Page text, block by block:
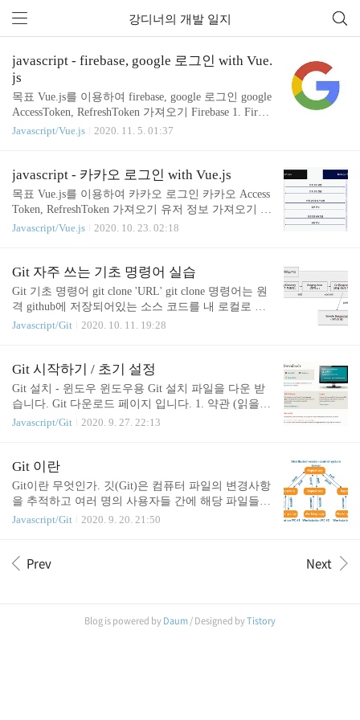
강디너의 개발 일지
javascript - firebase, google 로그인 with Vue.
js
목표 Vue.js를 이용하여 firebase, google 로그인 google
AccessToken, RefreshToken 가져오기 Firebase 1. Fireb
ase 프로젝트 설정에서 Google 로그인 사용 설정을 허
e.com/docs/auth/web/google-signin) Vue 컴포넌트가 생
성 될 때 firebase 초기화 후 로그인 이벤트 설정해줍
니다. Google 1. 아래 구글 개발자 콘솔에서 프로젝트
e.developers.google.com/ 2..
Javascript/Vue.js 2020. 11. 5. 01:37
javascript - 카카오 로그인 with Vue.js
목표 Vue.js를 이용하여 카카오 로그인 카카오 Access
Token, RefreshToken 가져오기 유저 정보 가져오기 준
비물 developers.kakao.com/ REST API 키 Javascript 키
큰을 이용하여 계정 정보 요청 (javascript SDK) (코
드: github.com/DinnerKang/study_vue/tree/master/todo-l
ist) 카카오 로그인 1. index.html 에 아래 코드 삽입
(카카오 javascript SDK) 2. kakao javascript 키 설정 -
main.js window.Kakao.init('1..
Javascript/Vue.js 2020. 10. 23. 02:18
Git 자주 쓰는 기초 명령어 실습
Git 기초 명령어 git clone 'URL' git clone 명령어는 원
격 github에 저장되어있는 소스 코드를 내 로컬로 저
장하는 명령어. 원격에서 저장소를 최초로 가져올 때
수 있다. 하위 디렉토리를 전부 담고 싶다면 * 또는 --
all를 적으면 된다. git status 현재 git의 상태를 보여준
다. (변경 사항 등) git commit -m '변동사항에 대하여
적을 내용' 선택한 코드 설명을 적는 칸이다. 협업하
는 개발자들은 커밋 메시지로 어떤 걸 변경했는지 대
료들은 별로 좋아하지 않을 것이다. gi..
Javascript/Git 2020. 10. 11. 19:28
Git 시작하기 / 초기 설정
Git 설치 - 윈도우 윈도우용 Git 설치 파일을 다운 받
습니다. Git 다운로드 페이지 입니다. 1. 약관 (읽을
수 있다면 읽..) 2. 어떤 에디터를 사용할 것인가. vim
어색합니다. vim은 역사적인 이유로 Windows 용 git
의 기본 편집기이며 대신 최신 GUI 편집기로 전환하
는 것이 좋습니다. 그러면 'core editor'옵션이 설정되
편집기는 Vim이지만 원하는 다른 편집기로 설정할
는게 신상에 좋을 것이다. 3. 어떤 쉘 클라이언트를
사용할 것인가. Git 저장소에 ..
Javascript/Git 2020. 9. 27. 22:13
Git 이란
Git이란 무엇인가. 깃(Git)은 컴퓨터 파일의 변경사항
을 추적하고 여러 명의 사용자들 간에 해당 파일들의
작업을 조율하기 위한 분산 버전 관리 시스템이다. -
에 버전 관리 시스템을 사용합니다. 많은 개발자가
아이디를 적어서 내는 경우, 또는 기업에서 원하는
Javascript/Git 2020. 9. 20. 21:50
Prev Next
Blog is powered by Daum/ Designed byTistory